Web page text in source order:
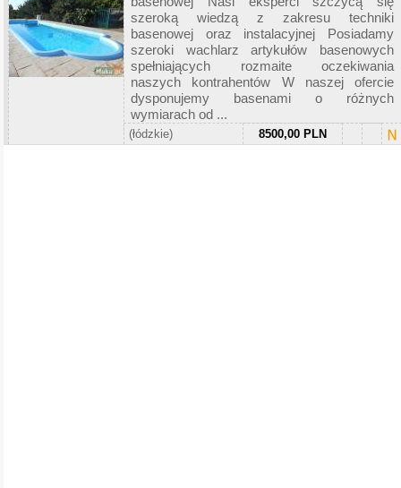
szeroką wiedzą z zakresu techniki
basenowej oraz instalacyjnej Posiadamy
szeroki wachlarz artykułów basenowych
spełniających rozmaite oczekiwania
naszych kontrahentów W naszej ofercie
dysponujemy basenami o różnych
wymiarach od ...
(łódzkie) 8500,00 PLN